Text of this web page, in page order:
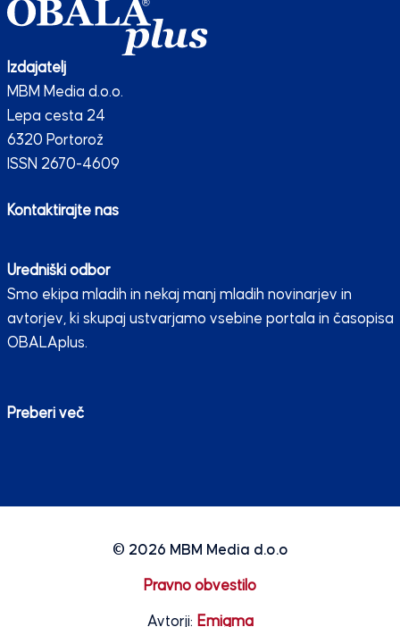
Izdajatelj
MBM Media d.o.o.
Lepa cesta 24
6320 Portorož
ISSN 2670-4609
Kontaktirajte nas
Uredniški odbor
Smo ekipa mladih in nekaj manj mladih novinarjev in
avtorjev, ki skupaj ustvarjamo vsebine portala in časopisa
OBALAplus.
Preberi več
© 2026 MBM Media d.o.o
Pravno obvestilo
Avtorji: Emigma